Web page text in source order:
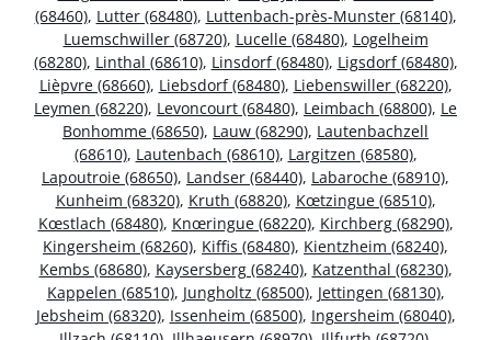
(68460), Lutter (68480), Luttenbach-près-Munster (68140),
Luemschwiller (68720), Lucelle (68480), Logelheim
(68280), Linthal (68610), Linsdorf (68480), Ligsdorf (68480),
Lièpvre (68660), Liebsdorf (68480), Liebenswiller (68220),
Leymen (68220), Levoncourt (68480), Leimbach (68800), Le
Bonhomme (68650), Lauw (68290), Lautenbachzell
(68610), Lautenbach (68610), Largitzen (68580),
Lapoutroie (68650), Landser (68440), Labaroche (68910),
Kunheim (68320), Kruth (68820), Kœtzingue (68510),
Kœstlach (68480), Knœringue (68220), Kirchberg (68290),
Kingersheim (68260), Kiffis (68480), Kientzheim (68240),
Kembs (68680), Kaysersberg (68240), Katzenthal (68230),
Kappelen (68510), Jungholtz (68500), Jettingen (68130),
Jebsheim (68320), Issenheim (68500), Ingersheim (68040),